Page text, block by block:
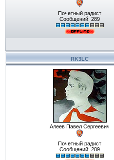
Почетный радист
Сообщений: 289
RK3LC
Алеев Павел Сергеевич
Почетный радист
Сообщений: 289